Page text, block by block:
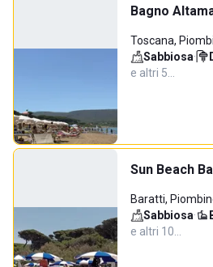
Bagno
Toscana,
Sabbiosa·
e altri 5…
Sun Beach
Baratti,
Sabbiosa·
e altri 10…